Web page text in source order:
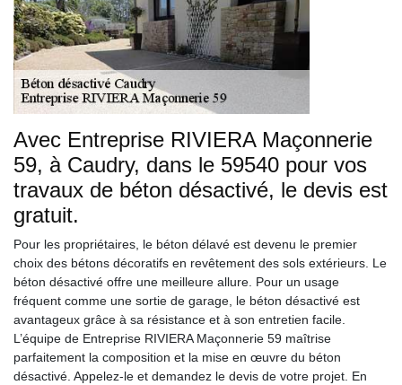
Avec Entreprise RIVIERA Maçonnerie
59, à Caudry, dans le 59540 pour vos
travaux de béton désactivé, le devis est
gratuit.
Pour les propriétaires, le béton délavé est devenu le premier
choix des bétons décoratifs en revêtement des sols extérieurs. Le
béton désactivé offre une meilleure allure. Pour un usage
fréquent comme une sortie de garage, le béton désactivé est
avantageux grâce à sa résistance et à son entretien facile.
L’équipe de Entreprise RIVIERA Maçonnerie 59 maîtrise
parfaitement la composition et la mise en œuvre du béton
désactivé. Appelez-le et demandez le devis de votre projet. En